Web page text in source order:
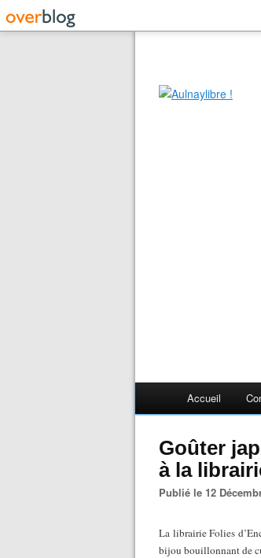
Accueil
Goûter
à la
Publié le 12
La librairie Folies
bijou bouillonnant de